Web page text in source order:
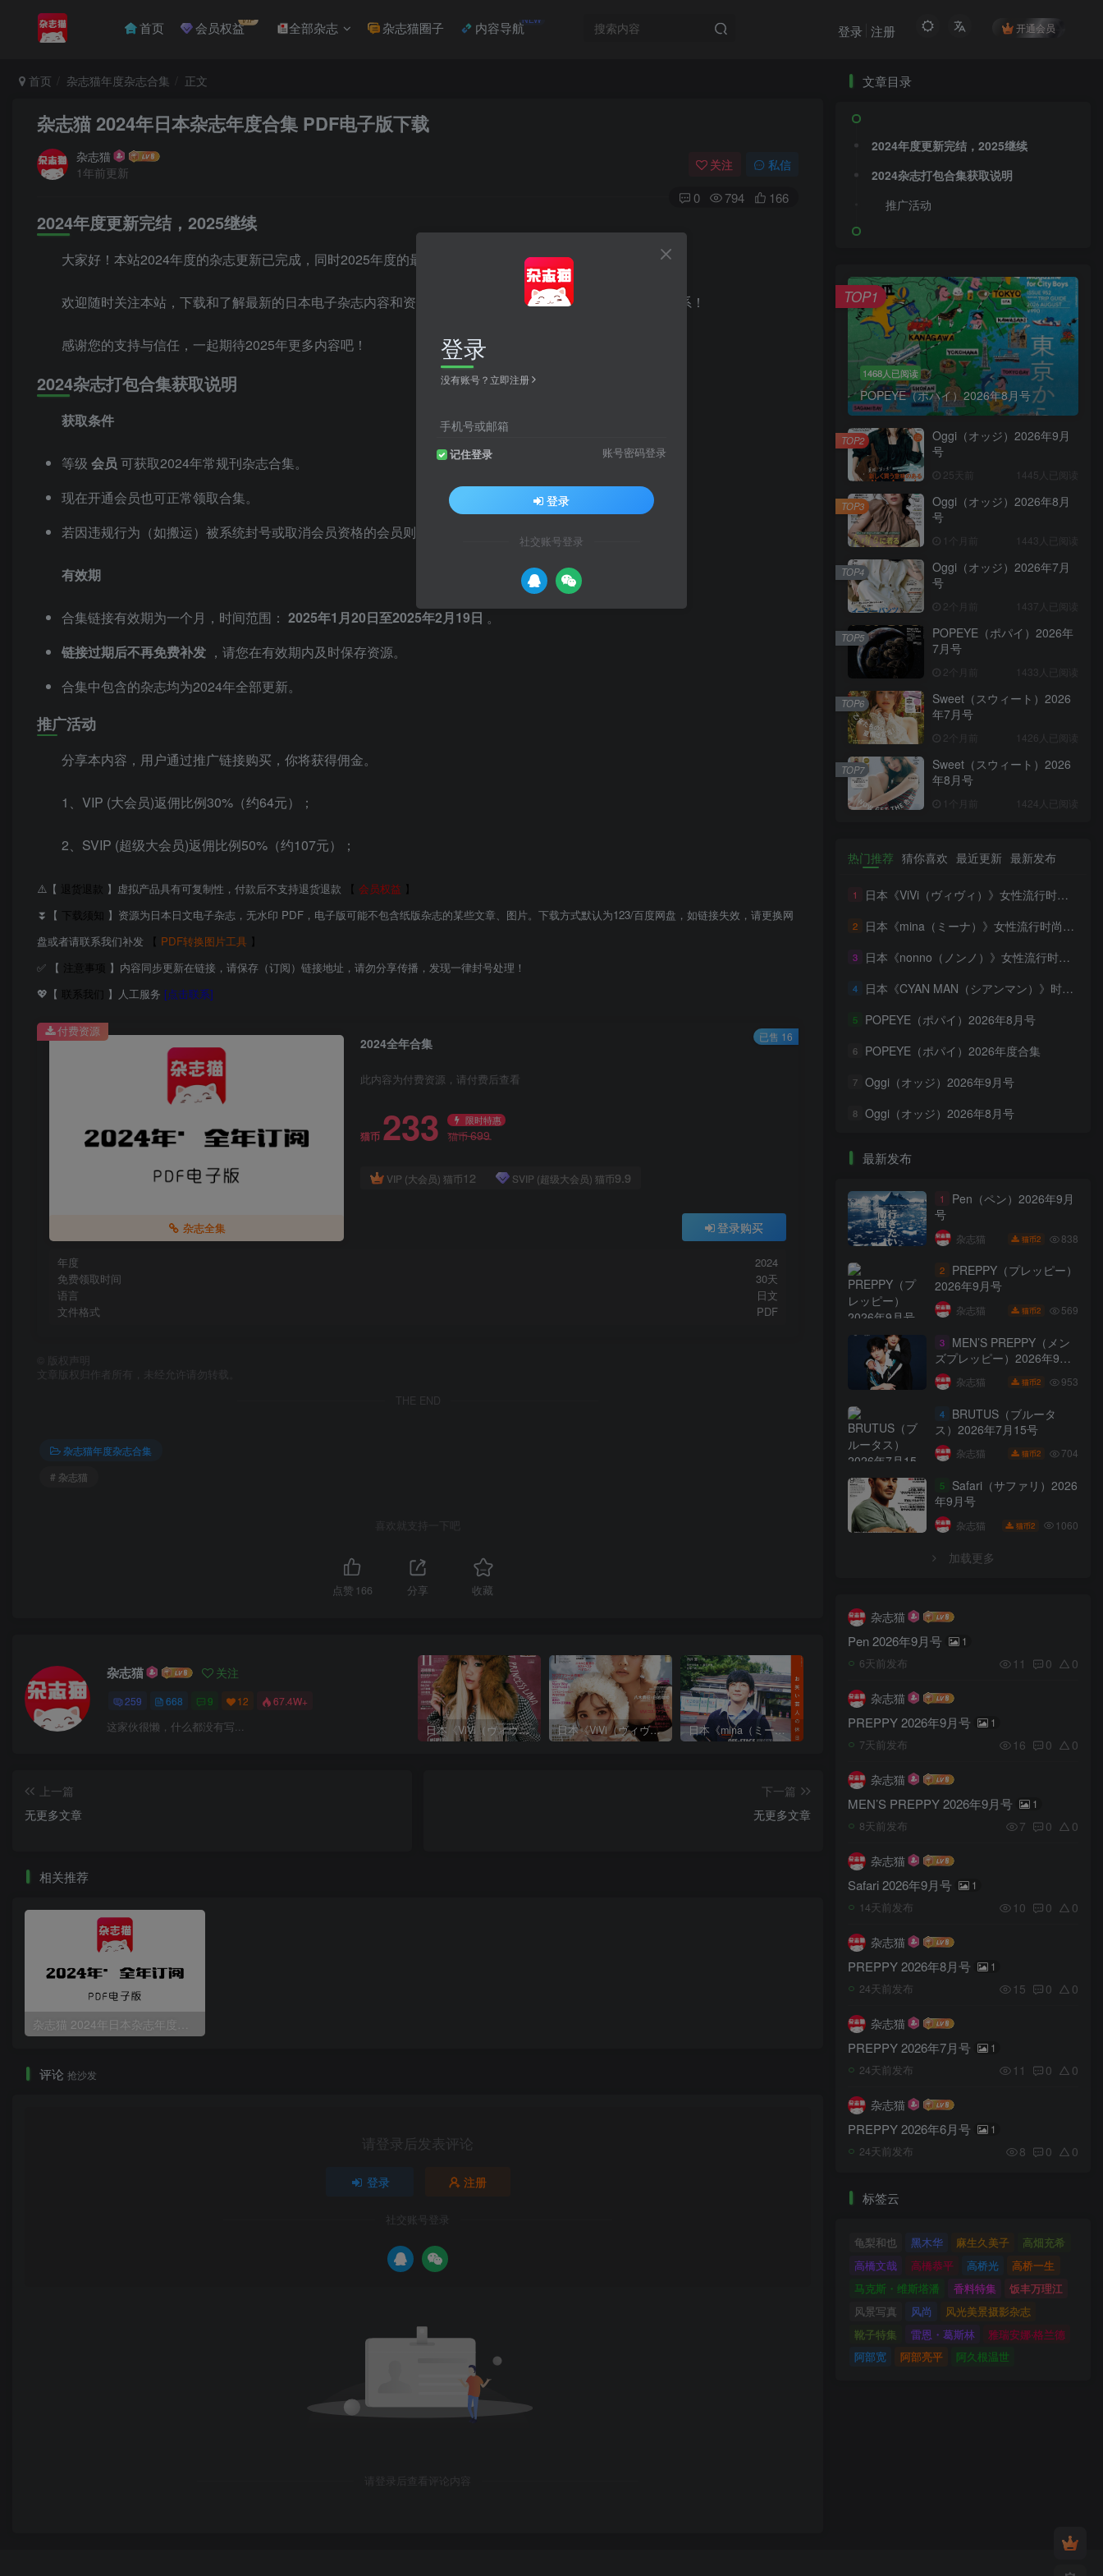
首页 会员权益VIP 全部杂志 杂志猫圈子 内容导航NEW
开通会员
登录 注册
首页 杂志猫年度杂志合集 正文
杂志猫 2024年日本杂志年度合集 PDF电子版下载
杂志猫
1年前更新
关注 私信
0 794 166
2024年度更新完结，2025继续
大家好！本站2024年度的杂志更新已完成，同时2025年度的最新杂志正在持续更新中。
欢迎随时关注本站，下载和了解最新的日本电子杂志内容和资讯。如有任何需求或建议，欢迎随时与我们联系！
感谢您的支持与信任，一起期待2025年更多内容吧！
2024杂志打包合集获取说明
获取条件
等级 会员 可获取2024年常规刊杂志合集。
现在开通会员也可正常领取合集。
若因违规行为（如搬运）被系统封号或取消会员资格的会员则无法领取，请会员珍惜和遵守。
有效期
合集链接有效期为一个月，时间范围： 2025年1月20日至2025年2月19日 。
链接过期后不再免费补发 ，请您在有效期内及时保存资源。
合集中包含的杂志均为2024年全部更新。
推广活动
分享本内容，用户通过推广链接购买，你将获得佣金。
1、VIP (大会员)返佣比例30%（约64元）；
2、SVIP (超级大会员)返佣比例50%（约107元）；
⚠️【 退货退款 】虚拟产品具有可复制性，付款后不支持退货退款 【 会员权益 】
⏬【
下载须知
】资源为日本日文电子杂志，无水印 PDF，电子版可能不包含纸版杂志的某些文章、图片。下载方式默认为123/百度网盘，如链接失效，请更换网
盘或者请联系我们补发
【 PDF转换图片工具 】
✅ 【 注意事项 】内容同步更新在链接，请保存（订阅）链接地址，请勿分享传播，发现一律封号处理！
💖【 联系我们 】人工服务 [点击联系]
杂志全集
2024全年合集
此内容为付费资源，请付费后查看
猫币 233 限时特惠
猫币699
VIP (大会员) 猫币12 SVIP (超级大会员) 猫币9.9
登录购买
年度
2024
免费领取时间
30天
语言
日文
文件格式
PDF
付费资源 已售 16
版权声明
文章版权归作者所有，未经允许请勿转载。
THE END
杂志猫年度杂志合集
# 杂志猫
喜欢就支持一下吧
点赞 166 分享 收藏
杂志猫 关注
259 668 9 12 67.4W+
这家伙很懒，什么都没有写... 日本《ViVi（ヴィヴィ）》女性流行时尚杂志 PDF电子版【2025年·全年订阅】 日本《ViVi（ヴィヴィ）》女性流行时尚杂志 PDF电子版【2024年·全年订阅】 日本《mina（ミーナ）》女性流行时尚杂志 PDF电子版【2025年·全年订阅】 日本《ViVi（ヴィヴィ）》女性流行时尚杂志 PDF电子版【2026年·全年订阅】
上一篇
无更多文章
下一篇
无更多文章
相关推荐
杂志猫 2024年日本杂志年度合集 PDF电子版下载
评论 抢沙发
请登录后发表评论
登录 注册
社交账号登录
请登录后查看评论内容
文章目录
2024年度更新完结，2025继续
2024杂志打包合集获取说明
推广活动
1468人已阅读
POPEYE（ポパイ）2026年8月号
TOP1
Oggi（オッジ）2026年9月
号
25天前 1445人已阅读
TOP2
Oggi（オッジ）2026年8月
号
1个月前 1443人已阅读
TOP3
Oggi（オッジ）2026年7月
号
2个月前 1437人已阅读
TOP4
POPEYE（ポパイ）2026年
7月号
2个月前 1433人已阅读
TOP5
Sweet（スウィート）2026
年7月号
2个月前 1426人已阅读
TOP6
Sweet（スウィート）2026
年8月号
1个月前 1424人已阅读
TOP7
热门推荐 猜你喜欢 最近更新 最新发布
1 日本《ViVi（ヴィヴィ）》女性流行时尚杂志 PDF电子版【2026年·全年订阅】
2 日本《mina（ミーナ）》女性流行时尚杂志 PDF电子版【2026年·全年订阅】
3 日本《nonno（ノンノ）》女性流行时尚资讯杂志 PDF电子版【2026年·全年订阅】
4 日本《CYAN MAN（シアンマン）》时髦发妆服饰流行杂志 PDF电子版【2026年·全年订阅】
5 POPEYE（ポパイ）2026年8月号
6 POPEYE（ポパイ）2026年度合集
7 Oggi（オッジ）2026年9月号
8 Oggi（オッジ）2026年8月号
最新发布
1
Pen（ペン）2026年9月
号
杂志猫 猫币2 838
2
PREPPY（プレッピー）
2026年9月号
杂志猫 猫币2 569
3
MEN’S PREPPY（メン
ズプレッピー）2026年9月
号
杂志猫 猫币2 953
4
BRUTUS（ブルータ
ス）2026年7月15号
杂志猫 猫币2 704
5
Safari（サファリ）2026
年9月号
杂志猫 猫币2 1060
加载更多
杂志猫
Pen 2026年9月号 1
6天前发布 11 0 0
杂志猫
PREPPY 2026年9月号 1
7天前发布 16 0 0
杂志猫
MEN’S PREPPY 2026年9月号 1
8天前发布 7 0 0
杂志猫
Safari 2026年9月号 1
14天前发布 10 0 0
杂志猫
PREPPY 2026年8月号 1
24天前发布 15 0 0
杂志猫
PREPPY 2026年7月号 1
24天前发布 11 0 0
杂志猫
PREPPY 2026年6月号 1
24天前发布 8 0 0
标签云
龟梨和也 黑木华 麻生久美子
高畑充希
高橋文哉
高橋恭平 高桥光
高桥一生
马克斯・维斯塔潘
香料特集
饭丰万理江
风景写真
风尚
风光美景摄影杂志
靴子特集
雷恩・葛斯林
雅瑞安娜‧格兰德
阿部宽
阿部亮平 阿久根温世
登录
没有账号？立即注册
手机号或邮箱
记住登录 账号密码登录
登录
社交账号登录